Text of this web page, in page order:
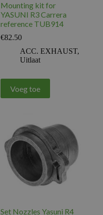
Mounting kit for
YASUNI R3 Carrera
reference TUB914
€82.50
ACC. EXHAUST,
Uitlaat
Voeg toe
Set Nozzles Yasuni R4